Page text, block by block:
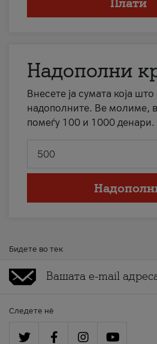
Плати
Надополни
Внесете ја сумата која што
надополните. Ве молиме,
помеѓу 100 и 1000 денари.
Бидете во тек
Следете нè